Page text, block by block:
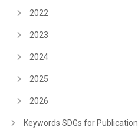
2022
2023
2024
2025
2026
Keywords SDGs for Publication